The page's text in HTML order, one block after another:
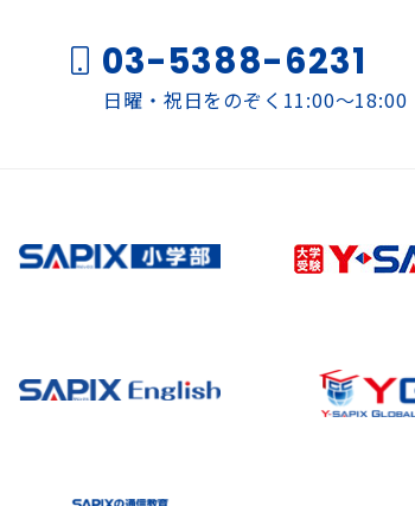
03-5388-6231
日曜・祝日をのぞく11:00～18:00